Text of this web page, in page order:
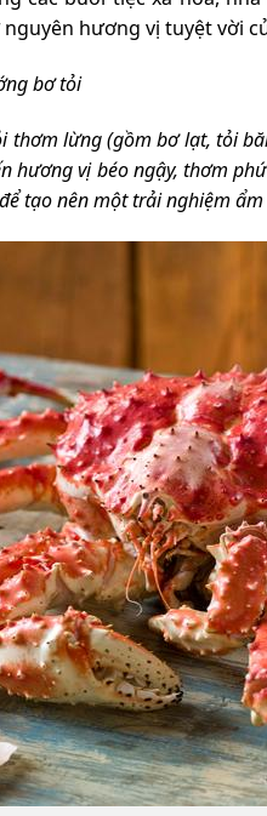
hương vị tuyệt vời
bơ tỏi
thơm lừng (gồm bơ lạt, tỏi
hương vị béo ngậy, thơm
tạo nên một trải nghiệm